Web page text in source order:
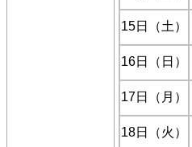
15日（土）
16日（日）
17日（月）
18日（火）